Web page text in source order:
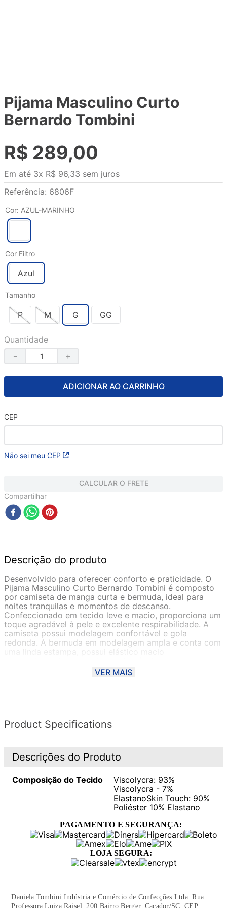
Pijama Masculino Curto
Bernardo Tombini
R$ 289,00
Em até 3x R$ 96,33 sem juros
Referência: 6806F
Cor: AZUL-MARINHO
Cor Filtro
Azul
Tamanho
P M G GG
Quantidade
＋
－
ADICIONAR AO CARRINHO
CEP
Não sei meu CEP
CALCULAR O FRETE
Compartilhar
Descrição do produto
Desenvolvido para oferecer conforto e praticidade. O
Pijama Masculino Curto Bernardo Tombini é composto
por camiseta de manga curta e bermuda, ideal para
noites tranquilas e momentos de descanso.
Confeccionado em tecido leve e macio, proporciona um
toque agradável à pele e excelente respirabilidade. A
camiseta possui modelagem confortável e gola
redonda. A bermuda em modelagem ampla e conta com
uma linda estampa, possui elástico macio
Confeccionada em Viscolycra, tecido proveniente da
térmico e uma sutil sensação de bem-estar. A
combinação de poliéster com o elastano garante
Altura: 1,84m, tórax: 102cm, manequim: 40
VER MAIS
Product Specifications
Descrições do Produto
Composição do Tecido
Viscolycra: 93%
Viscolycra - 7%
ElastanoSkin Touch: 90%
Poliéster 10% Elastano
PAGAMENTO E SEGURANÇA:
LOJA SEGURA:
Daniela Tombini Indústria e Comércio de Confecções Ltda. Rua
Professora Luiza Raisel, 200 Bairro Berger. Caçador/SC .CEP